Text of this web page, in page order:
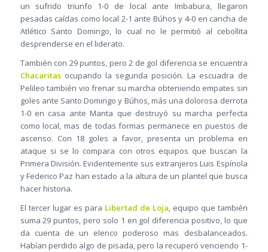
un sufrido triunfo 1-0 de local ante Imbabura, llegaron
pesadas caídas como local 2-1 ante Búhos y 4-0 en cancha de
Atlético Santo Domingo, lo cual no le permitió al cebollita
desprenderse en el liderato.
También con 29 puntos, pero 2 de gol diferencia se encuentra
Chacaritasocupando la segunda posición. La escuadra de
Pelileo también vio frenar su marcha obteniendo empates sin
goles ante Santo Domingo y Búhos, más una dolorosa derrota
1-0 en casa ante Manta que destruyó su marcha perfecta
como local, mas de todas formas permanece en puestos de
ascenso. Con 18 goles a favor, presenta un problema en
ataque si se lo compara con otros equipos que buscan la
Primera División. Evidentemente sus extranjeros Luis Espínola
y Federico Paz han estado a la altura de un plantel que busca
hacer historia.
El tercer lugar es para Libertad de Loja, equipo que también
suma 29 puntos, pero solo 1 en gol diferencia positivo, lo que
da cuenta de un elenco poderoso mas desbalanceados.
Habían perdido algo de pisada, pero la recuperó venciendo 1-